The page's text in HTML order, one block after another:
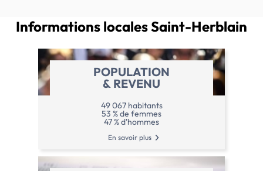
Informations localesSaint-Herblain
POPULATION
& REVENU
49 067 habitants
53 % de femmes
47 % d'hommes
En savoir plus